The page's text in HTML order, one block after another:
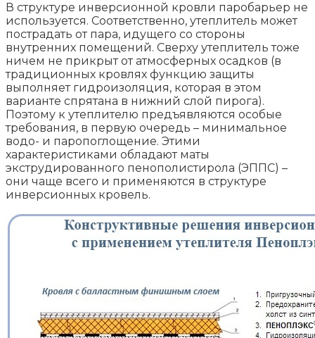
В структуре инверсионной кровли паробарьер не
используется. Соответственно, утеплитель может
пострадать от пара, идущего со стороны
внутренних помещений. Сверху утеплитель тоже
ничем не прикрыт от атмосферных осадков (в
традиционных кровлях функцию защиты
выполняет гидроизоляция, которая в этом
варианте спрятана в нижний слой пирога).
Поэтому к утеплителю предъявляются особые
требования, в первую очередь – минимальное
водо- и паропоглощение. Этими
характеристиками обладают маты
экструдированного пенополистирола (ЭППС) –
они чаще всего и применяются в структуре
инверсионных кровель.